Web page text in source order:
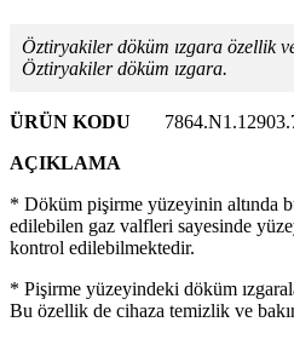
Öztiryakiler döküm ızgara özellik
Öztiryakiler döküm ızgara.
ÜRÜN KODU
AÇIKLAMA
* Döküm pişirme yüzeyinin altında
edilebilen gaz valfleri sayesinde
kontrol edilebilmektedir.
* Pişirme yüzeyindeki döküm
Bu özellik de cihaza temizlik ve